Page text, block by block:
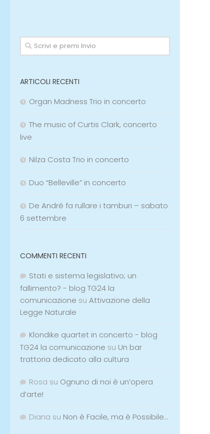
ARTICOLI RECENTI
Organ Madness Trio in concerto
The music of Curtis Clark, concerto
live
Nilza Costa Trio in concerto
Duo “Belleville” in concerto
De André fa rullare i tamburi – sabato
6 settembre
COMMENTI RECENTI
Stati e sistema legislativo; un
fallimento? - blog TG24 la
comunicazione su Attivazione della
Legge Naturale
Klondike quartet in concerto - blog
TG24 la comunicazione su Un bar
trattoria dedicato alla cultura
Rosa su Ognuno di noi è un’opera
d’arte!
Diana su Non è Facile, ma è Possibile…